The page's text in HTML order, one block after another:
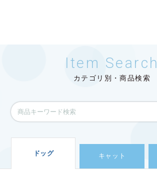
Item Search
カテゴリ別・商品検索
ドッグ キャット